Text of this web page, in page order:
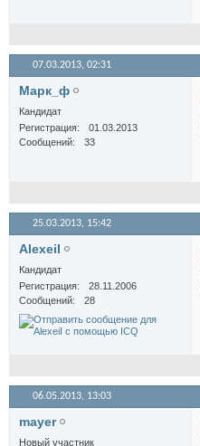
07.03.2013, 02:31
Марк_ф
Кандидат
Регистрация
01.03.2013
Сообщений
33
25.03.2013, 15:42
AlexeiI
Кандидат
Регистрация
28.11.2006
Сообщений
28
06.05.2013, 13:03
mayer
Новый участник